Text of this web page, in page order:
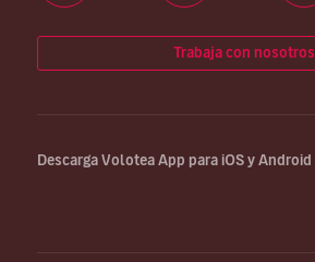
Trabaja con nosotros
Descarga Volotea App para iOS y Android